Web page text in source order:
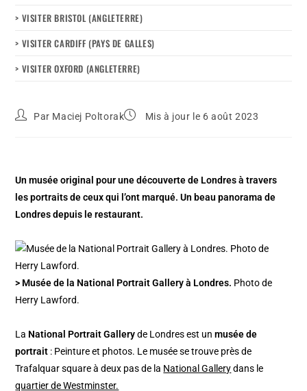
> VISITER BRISTOL (ANGLETERRE)
> VISITER CARDIFF (PAYS DE GALLES)
> VISITER OXFORD (ANGLETERRE)
Par Maciej Poltorak Mis à jour le 6 août 2023
Un musée original pour une découverte de Londres à travers
les portraits de ceux qui l’ont marqué. Un beau panorama de
Londres depuis le restaurant.
> Musée de la National Portrait Gallery à Londres. Photo de
Herry Lawford.
La National Portrait Galleryde Londres est unmusée de
portrait : Peinture et photos. Le musée se trouve près de
Trafalquar square à deux pas de la National Gallerydans le
quartier de Westminster.